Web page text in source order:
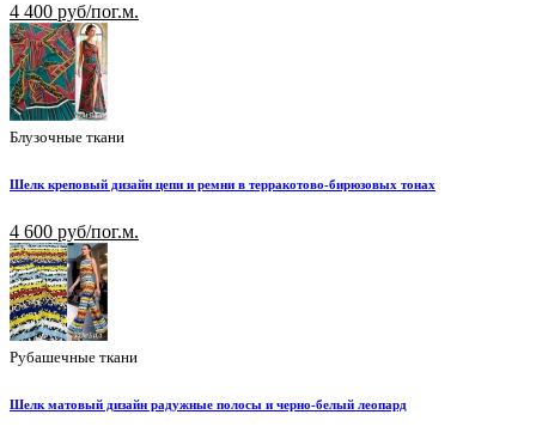
4 400 руб/пог.м.
Блузочные ткани
Шелк креповый дизайн цепи и ремни в терракотово-бирюзовых тонах
4 600 руб/пог.м.
Рубашечные ткани
Шелк матовый дизайн радужные полосы и черно-белый леопард